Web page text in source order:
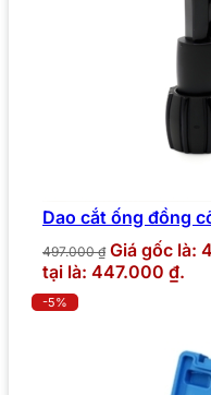
Dao cắt ống đồng
497.000₫ Giá gốc là:
tại là: 447.000 ₫.
-5%